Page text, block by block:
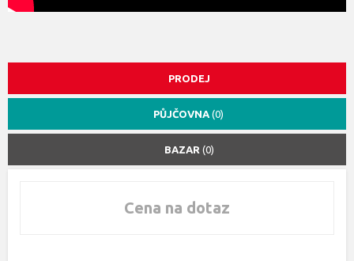
PRODEJ
PŮJČOVNA (0)
BAZAR (0)
Cena na dotaz